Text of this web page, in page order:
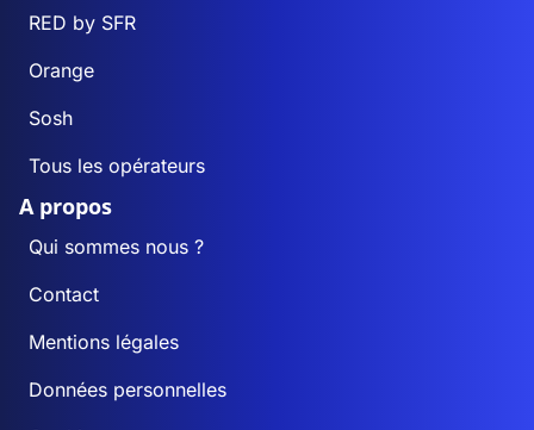
RED by SFR
Orange
Sosh
Tous les opérateurs
A propos
Qui sommes nous ?
Contact
Mentions légales
Données personnelles